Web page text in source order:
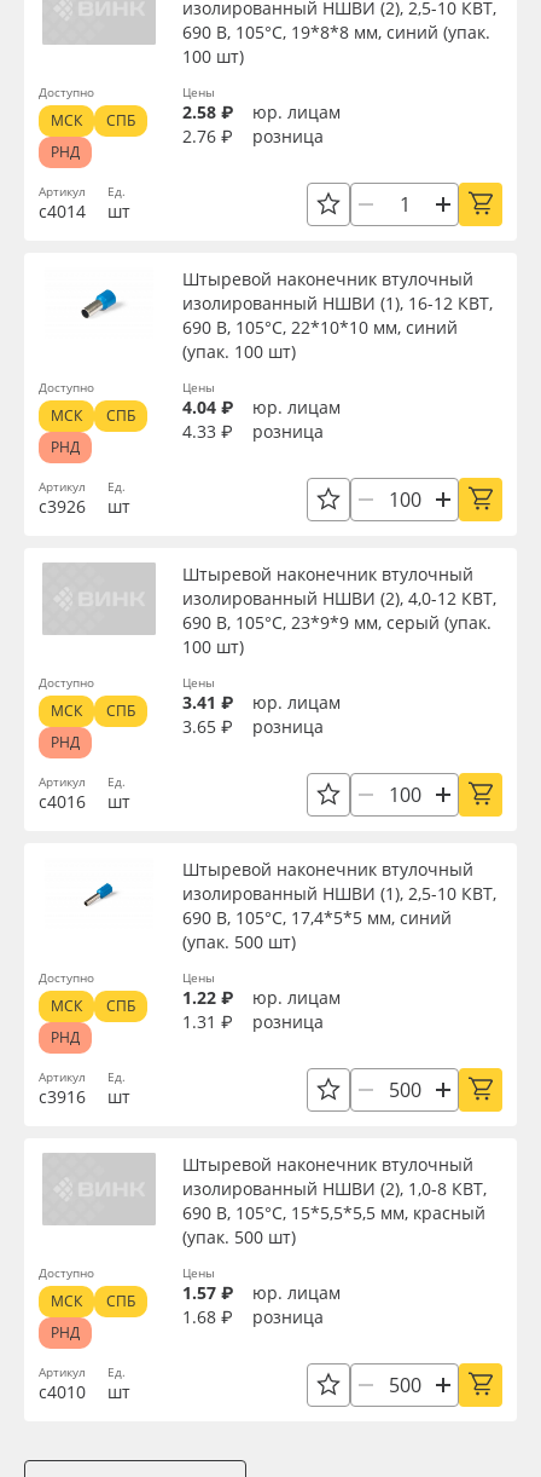
Артикул
с4014
изолированный НШВИ (2), 2,5-10 КВТ,
690 В, 105°С, 19*8*8 мм, синий (упак.
100 шт)
Ед.
шт
Цены
2.58 ₽
юр. лицам
2.76 ₽
розница
Доступно
МСК
СПБ
РНД
Артикул
с3926
Штыревой наконечник втулочный
изолированный НШВИ (1), 16-12 КВТ,
690 В, 105°С, 22*10*10 мм, синий
(упак. 100 шт)
Ед.
шт
Цены
4.04 ₽
юр. лицам
4.33 ₽
розница
Доступно
МСК
СПБ
РНД
Артикул
с4016
Штыревой наконечник втулочный
изолированный НШВИ (2), 4,0-12 КВТ,
690 В, 105°С, 23*9*9 мм, серый (упак.
100 шт)
Ед.
шт
Цены
3.41 ₽
юр. лицам
3.65 ₽
розница
Доступно
МСК
СПБ
РНД
Артикул
с3916
Штыревой наконечник втулочный
изолированный НШВИ (1), 2,5-10 КВТ,
690 В, 105°С, 17,4*5*5 мм, синий
(упак. 500 шт)
Ед.
шт
Цены
1.22 ₽
юр. лицам
1.31 ₽
розница
Доступно
МСК
СПБ
РНД
Артикул
с4010
Штыревой наконечник втулочный
изолированный НШВИ (2), 1,0-8 КВТ,
690 В, 105°С, 15*5,5*5,5 мм, красный
(упак. 500 шт)
Ед.
шт
Цены
1.57 ₽
юр. лицам
1.68 ₽
розница
Доступно
МСК
СПБ
РНД